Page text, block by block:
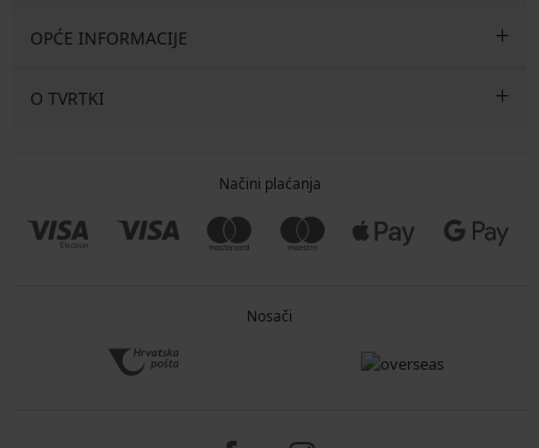
OPĆE INFORMACIJE
O TVRTKI
Načini plaćanja
Nosači